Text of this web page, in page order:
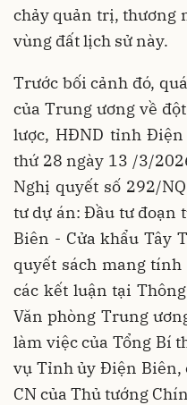
chảy quản trị, thương
vùng đất lịch sử này.
Trước bối cảnh đó,
của Trung ương về
lược, HĐND tỉnh
thứ 28 ngày 13 /3/
Nghị quyết số 292/
tư dự án: Đầu tư đoạn
Biên - Cửa khẩu Tây
quyết sách mang
các kết luận tại
Văn phòng Trung
làm việc của Tổng Bí
vụ Tỉnh ủy Điện Biên,
CN của Thủ tướng